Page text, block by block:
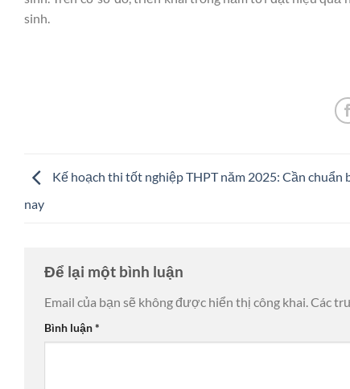
sinh.
Kế hoạch thi tốt nghiệp THPT năm 2025: Cần chuẩn
nay
Để lại một bình luận
Email của bạn sẽ không được hiển thị công khai.Các
Bình luận*